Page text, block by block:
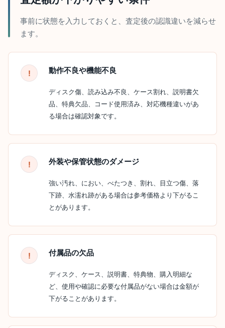
事前に状態を入力しておくと、査定後の認識違いを減らせ
ます。
動作不良や機能不良
ディスク傷、読み込み不良、ケース割れ、説明書欠
品、特典欠品、コード使用済み、対応機種違いがあ
る場合は確認対象です。
外装や保管状態のダメージ
強い汚れ、におい、べたつき、割れ、目立つ傷、落
下跡、水濡れ跡がある場合は参考価格より下がるこ
とがあります。
付属品の欠品
ディスク、ケース、説明書、特典物、購入明細な
ど、使用や確認に必要な付属品がない場合は金額が
下がることがあります。